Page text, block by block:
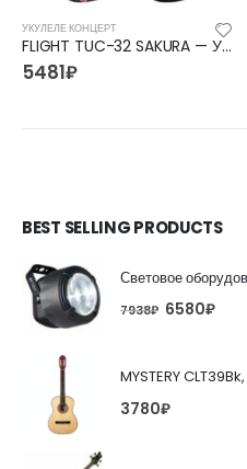
УКУЛЕЛЕ КОНЦЕРТ
FLIGHT TUC-32 SAKURA — УКУЛЕЛЕ КОНЦЕРТ ФЛАЙТ
5481₽
BEST SELLING PRODUCTS
Световое
7938₽ 6580₽
MYSTERY
3780₽